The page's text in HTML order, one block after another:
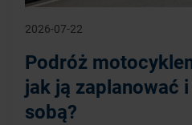
2026-07-22
Podróż
jak ją zaplanować
sobą?